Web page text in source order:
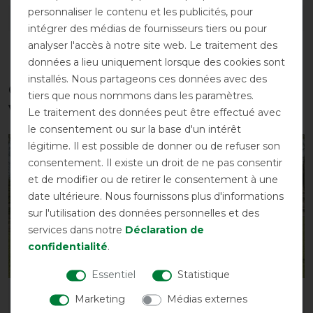
DÉTAILS SUR LA SÉCURITÉ DES PRODUITS
Ces produits pourraient également
vous intéresser
-10%
Couverture polaire QHP
avec ornement
-10%
Couverture polaire QHP
personnaliser le contenu et les publicités, pour
intégrer des médias de fournisseurs tiers ou pour
analyser l'accès à notre site web. Le traitement des
données a lieu uniquement lorsque des cookies sont
installés. Nous partageons ces données avec des
tiers que nous nommons dans les paramètres.
Le traitement des données peut être effectué avec
le consentement ou sur la base d'un intérêt
légitime. Il est possible de donner ou de refuser son
consentement. Il existe un droit de ne pas consentir
et de modifier ou de retirer le consentement à une
date ultérieure. Nous fournissons plus d'informations
sur l'utilisation des données personnelles et des
services dans notre Déclaration de
confidentialité.
Essentiel
Statistique
Marketing
Médias externes